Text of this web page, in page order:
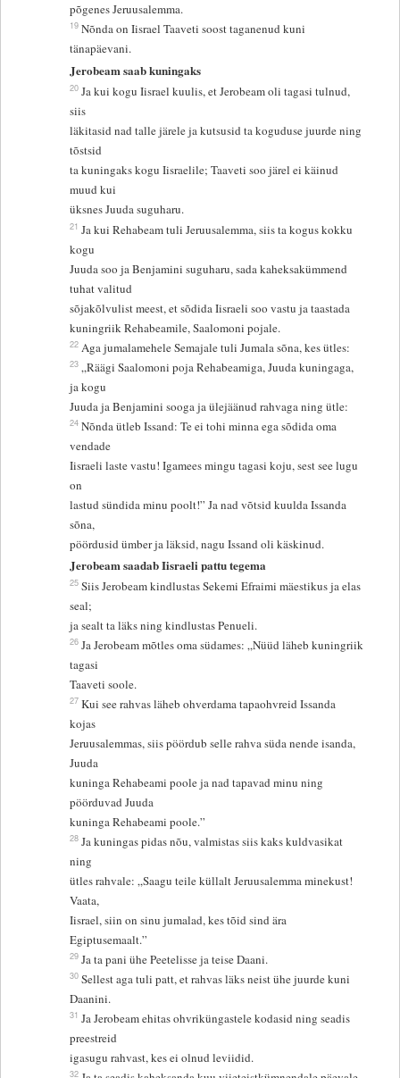
põgenes Jeruusalemma.
19 Nõnda on Iisrael Taaveti soost taganenud kuni
tänapäevani.
Jerobeam saab kuningaks
20 Ja kui kogu Iisrael kuulis, et Jerobeam oli tagasi tulnud,
siis
läkitasid nad talle järele ja kutsusid ta koguduse juurde ning
tõstsid
ta kuningaks kogu Iisraelile; Taaveti soo järel ei käinud
muud kui
üksnes Juuda suguharu.
21 Ja kui Rehabeam tuli Jeruusalemma, siis ta kogus kokku
kogu
Juuda soo ja Benjamini suguharu, sada kaheksakümmend
tuhat valitud
sõjakõlvulist meest, et sõdida Iisraeli soo vastu ja taastada
kuningriik Rehabeamile, Saalomoni pojale.
22 Aga jumalamehele Semajale tuli Jumala sõna, kes ütles:
23 „Räägi Saalomoni poja Rehabeamiga, Juuda kuningaga,
ja kogu
Juuda ja Benjamini sooga ja ülejäänud rahvaga ning ütle:
24 Nõnda ütleb Issand: Te ei tohi minna ega sõdida oma
vendade
Iisraeli laste vastu! Igamees mingu tagasi koju, sest see lugu
on
lastud sündida minu poolt!” Ja nad võtsid kuulda Issanda
sõna,
pöördusid ümber ja läksid, nagu Issand oli käskinud.
Jerobeam saadab Iisraeli pattu tegema
25 Siis Jerobeam kindlustas Sekemi Efraimi mäestikus ja elas
seal;
ja sealt ta läks ning kindlustas Penueli.
26 Ja Jerobeam mõtles oma südames: „Nüüd läheb kuningriik
tagasi
Taaveti soole.
27 Kui see rahvas läheb ohverdama tapaohvreid Issanda
kojas
Jeruusalemmas, siis pöördub selle rahva süda nende isanda,
Juuda
kuninga Rehabeami poole ja nad tapavad minu ning
pöörduvad Juuda
kuninga Rehabeami poole.”
28 Ja kuningas pidas nõu, valmistas siis kaks kuldvasikat
ning
ütles rahvale: „Saagu teile küllalt Jeruusalemma minekust!
Vaata,
Iisrael, siin on sinu jumalad, kes tõid sind ära
Egiptusemaalt.”
29 Ja ta pani ühe Peetelisse ja teise Daani.
30 Sellest aga tuli patt, et rahvas läks neist ühe juurde kuni
Daanini.
31 Ja Jerobeam ehitas ohvriküngastele kodasid ning seadis
preestreid
igasugu rahvast, kes ei olnud leviidid.
32